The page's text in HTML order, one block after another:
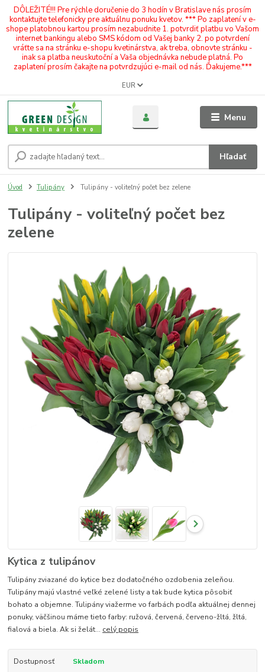
DÔLEŽITÉ!!! Pre rýchle doručenie do 3 hodín v Bratislave nás prosím
kontaktujte telefonicky pre aktuálnu ponuku kvetov. *** Po zaplatení v e-
shope platobnou kartou prosím nezabudnite 1. potvrdiť platbu vo Vašom
internet bankingu alebo SMS kódom od Vašej banky 2. po potvrdení
vráťte sa na stránku e-shopu kvetinárstva, ak treba, obnovte stránku -
inak sa platba neuskutoční a Vaša objednávka nebude platná. Po
zaplatení prosím čakajte na potvrdzujúci e-mail od nás. Ďakujeme.***
Menu
EUR
Hľadať
Úvod Tulipány Tulipány - voliteľný počet bez zelene
Tulipány - voliteľný počet bez
zelene
Kytica z tulipánov
Tulipány zviazané do kytice bez dodatočného ozdobenia zeleňou.
Tulipány majú vlastné veľké zelené listy a tak bude kytica pôsobiť
bohato a objemne. Tulipány viažerme vo farbách podľa aktuálnej dennej
ponuky, väčšinou máme tieto farby: ružová, červená, červeno-žltá, žltá,
fialová a biela. Ak si želát... celý popis
Dostupnosť
Skladom